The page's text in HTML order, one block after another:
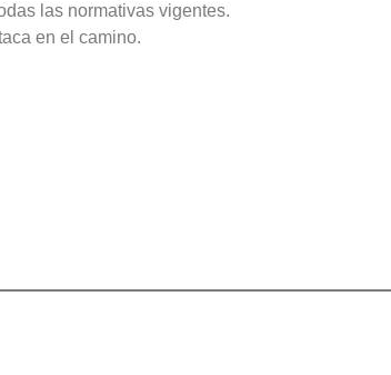
las normativas vigentes.
en el camino.